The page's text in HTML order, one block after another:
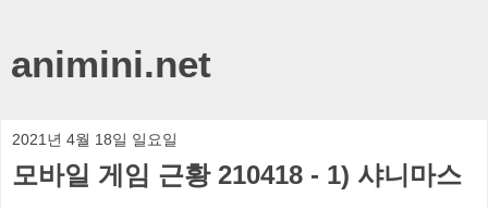
animini.net
2021년 4월 18일 일요일
모바일 게임 근황 210418 - 1) 샤니마스